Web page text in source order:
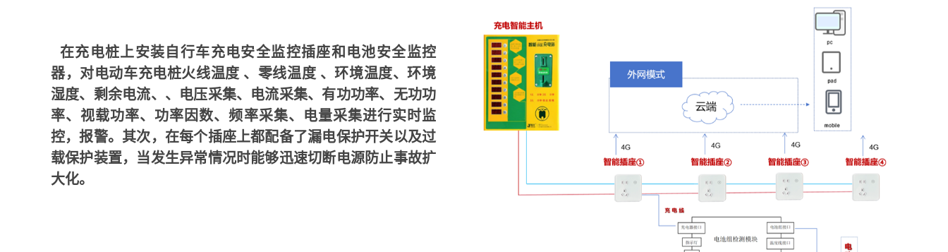
在充电桩上安装自行车充电安全监控插座和电池安全监控
器，对电动车充电桩火线温度 、零线温度 、环境温度、环境
湿度、剩余电流、、电压采集、电流采集、有功功率、无功功
率、视载功率、功率因数、频率采集、电量采集进行实时监
控，报警。 其次，在每个插座上都配备了漏电保护开关以及过
载保护装置，当发生异常情况时能够迅速切断电源防止事故扩
大化。